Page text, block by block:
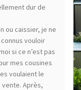
dur de
ou caissier, je ne
connus vouloir
si ce n’est pas
mes cousines
voulaient le
Après,